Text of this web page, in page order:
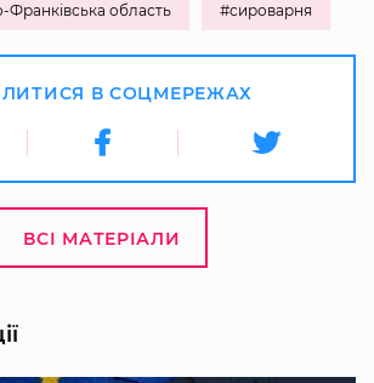
Франківська область #сироварня
В СОЦМЕРЕЖАХ
ВСІ МАТЕРІАЛИ